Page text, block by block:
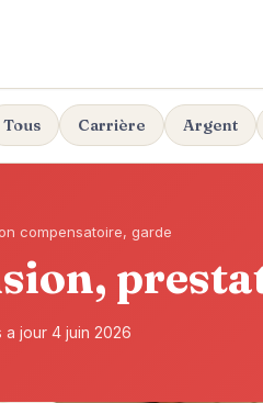
Tous Carrière Argent
compensatoire, garde
a jour 4 juin 2026